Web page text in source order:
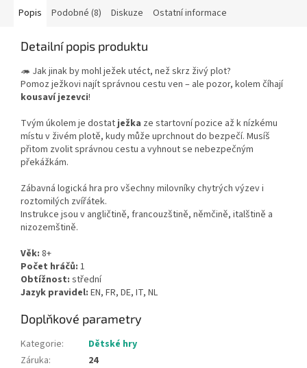
Popis Podobné (8) Diskuze Ostatní informace
Detailní popis produktu
🦔 Jak jinak by mohl ježek utéct, než skrz živý plot?
Pomoz ježkovi najít správnou cestu ven – ale pozor, kolem číhají
kousaví jezevci!
Tvým úkolem je dostat ježka ze startovní pozice až k nízkému
místu v živém plotě, kudy může uprchnout do bezpečí. Musíš
přitom zvolit správnou cestu a vyhnout se nebezpečným
překážkám.
Zábavná logická hra pro všechny milovníky chytrých výzev i
roztomilých zvířátek.
Instrukce jsou v angličtině, francouzštině, němčině, italštině a
nizozemštině.
Věk: 8+
Počet hráčů: 1
Obtížnost: střední
Jazyk pravidel: EN, FR, DE, IT, NL
Doplňkové parametry
Kategorie:
Dětské hry
Záruka:
24